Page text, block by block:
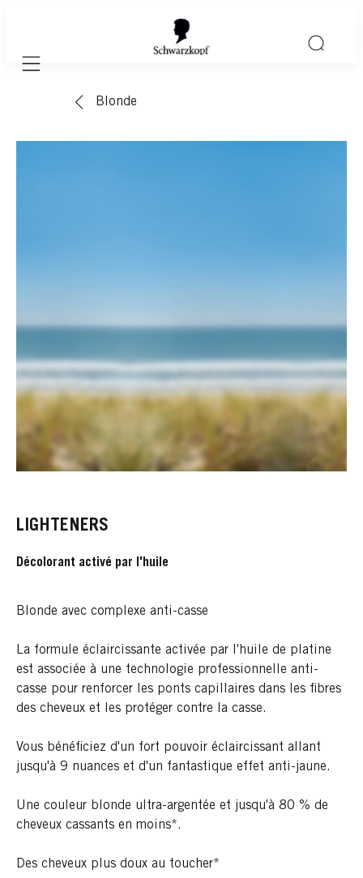
Mobile navigation
Blonde
LIGHTENERS
Décolorant activé par l'huile
Blonde avec complexe anti-casse
La formule éclaircissante activée par l'huile de platine
est associée à une technologie professionnelle anti-
casse pour renforcer les ponts capillaires dans les fibres
des cheveux et les protéger contre la casse.
Vous bénéficiez d'un fort pouvoir éclaircissant allant
jusqu'à 9 nuances et d'un fantastique effet anti-jaune.
Une couleur blonde ultra-argentée et jusqu'à 80 % de
cheveux cassants en moins*.
Des cheveux plus doux au toucher*